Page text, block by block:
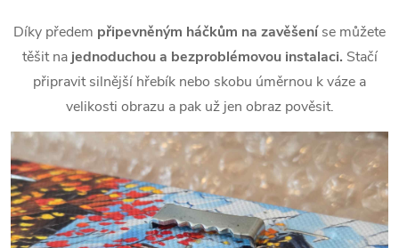
Díky předem připevněným háčkům na zavěšeníse můžete
těšit na jednoduchou a bezproblémovou instalaci. Stačí
připravit silnější hřebík nebo skobu úměrnou k váze a
velikosti obrazu a pak už jen obraz pověsit.